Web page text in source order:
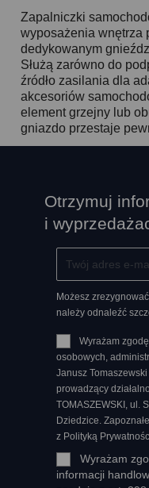
Zapalniczki
wyposażenia wnętrza
dedykowanym
Służą zarówno do
źródło zasilania dla
akcesoriów
element grzejny lub
gniazdo przestaje
Otrzymuj
i
Możesz
należy odnaleźć
Wyrażam
osobowych,
Janusz Tomaszewski
prowadzący
TOMASZEWSKI, ul.
Dziedzice.
z Polityką
Wyrażam
informacji